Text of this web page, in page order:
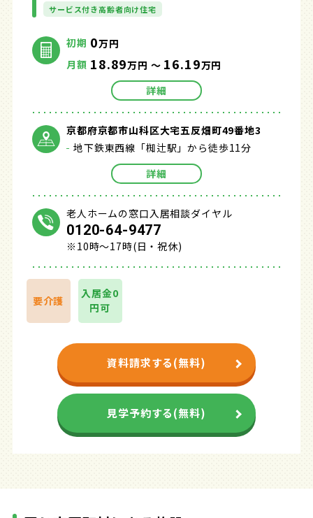
サービス付き高齢者向け住宅
初期 0万円
月額 18.89万円 ～ 16.19万円
詳細
京都府京都市山科区大宅五反畑町49番地3
地下鉄東西線「椥辻駅」から徒歩11分
詳細
老人ホームの窓口入居相談ダイヤル
0120-64-9477
※10時～17時(日・祝休)
要介護
入居金0
円可
資料請求する(無料)
見学予約する(無料)